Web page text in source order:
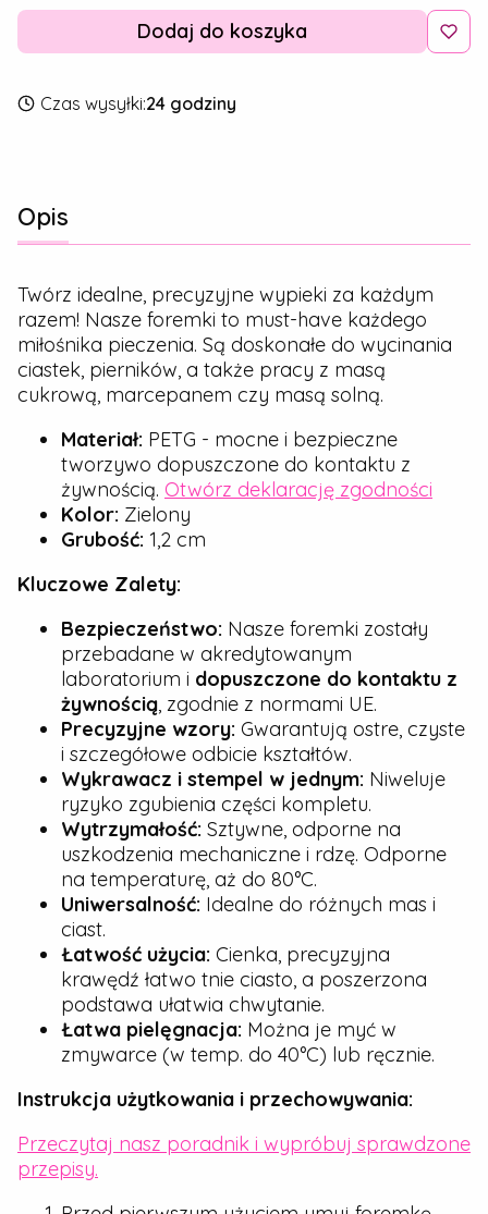
Dodaj do koszyka
Czas wysyłki:24 godziny
Opis
Twórz idealne, precyzyjne wypieki za każdym
razem! Nasze foremki to must-have każdego
miłośnika pieczenia. Są doskonałe do wycinania
ciastek, pierników, a także pracy z masą
cukrową, marcepanem czy masą solną.
Materiał: PETG - mocne i bezpieczne
tworzywo dopuszczone do kontaktu z
żywnością. Otwórz deklarację zgodności
Kolor: Zielony
Grubość: 1,2 cm
Kluczowe Zalety:
Bezpieczeństwo: Nasze foremki zostały
przebadane w akredytowanym
laboratorium i dopuszczone do kontaktu z
żywnością, zgodnie z normami UE.
Precyzyjne wzory: Gwarantują ostre, czyste
i szczegółowe odbicie kształtów.
Wykrawacz i stempel w jednym: Niweluje
ryzyko zgubienia części kompletu.
Wytrzymałość: Sztywne, odporne na
uszkodzenia mechaniczne i rdzę. Odporne
na temperaturę, aż do 80°C.
Uniwersalność: Idealne do różnych mas i
ciast.
Łatwość użycia: Cienka, precyzyjna
krawędź łatwo tnie ciasto, a poszerzona
podstawa ułatwia chwytanie.
Łatwa pielęgnacja: Można je myć w
zmywarce (w temp. do 40°C) lub ręcznie.
Instrukcja użytkowania i przechowywania:
Przeczytaj nasz poradnik i wypróbuj sprawdzone
przepisy.